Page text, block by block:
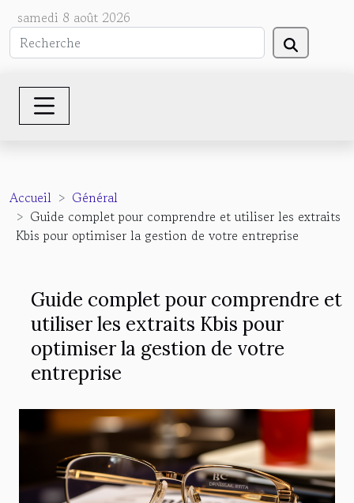
samedi 8 août 2026
Accueil
Général
Guide complet pour comprendre et utiliser les extraits
Kbis pour optimiser la gestion de votre entreprise
Guide complet pour comprendre et
utiliser les extraits Kbis pour
optimiser la gestion de votre
entreprise